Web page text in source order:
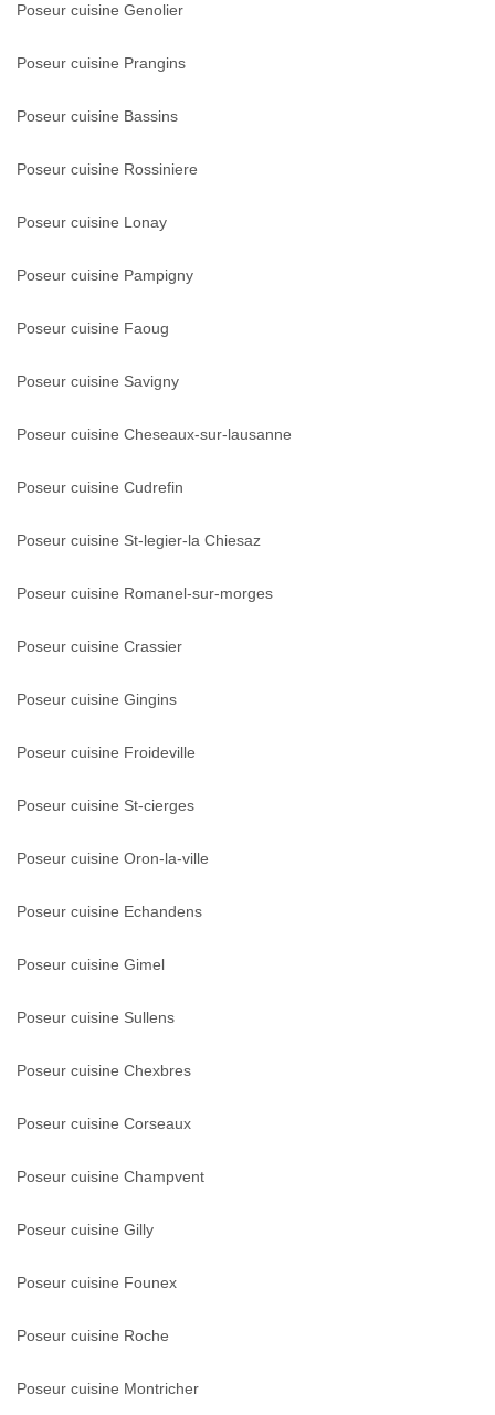
Poseur cuisine Genolier
Poseur cuisine Prangins
Poseur cuisine Bassins
Poseur cuisine Rossiniere
Poseur cuisine Lonay
Poseur cuisine Pampigny
Poseur cuisine Faoug
Poseur cuisine Savigny
Poseur cuisine Cheseaux-sur-lausanne
Poseur cuisine Cudrefin
Poseur cuisine St-legier-la Chiesaz
Poseur cuisine Romanel-sur-morges
Poseur cuisine Crassier
Poseur cuisine Gingins
Poseur cuisine Froideville
Poseur cuisine St-cierges
Poseur cuisine Oron-la-ville
Poseur cuisine Echandens
Poseur cuisine Gimel
Poseur cuisine Sullens
Poseur cuisine Chexbres
Poseur cuisine Corseaux
Poseur cuisine Champvent
Poseur cuisine Gilly
Poseur cuisine Founex
Poseur cuisine Roche
Poseur cuisine Montricher